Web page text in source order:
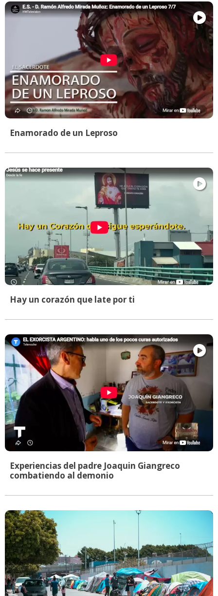
Enamorado de un Leproso
Hay un corazón que late por ti
Experiencias del padre Joaquin Giangreco
combatiendo al demonio